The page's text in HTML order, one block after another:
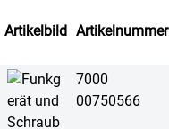
Artikelbild Artikelnummer
7000
00750566